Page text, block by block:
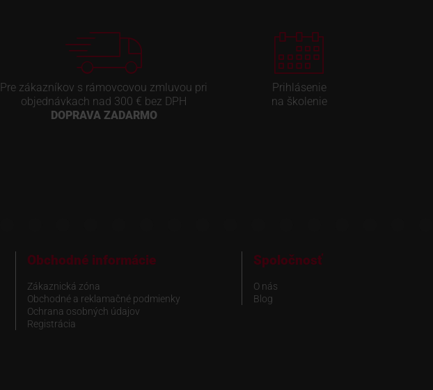
Pre zákazníkov s rámovcovou zmluvou pri
objednávkach nad 300 € bez DPH
DOPRAVA ZADARMO
Prihlásenie
na školenie
Obchodné informácie
Zákaznická zóna
Obchodné a reklamačné podmienky
Ochrana osobných údajov
Registrácia
Spoločnosť
O nás
Blog